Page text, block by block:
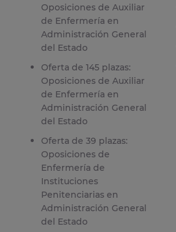
Oposiciones de Auxiliar
de Enfermería en
Administración General
del Estado
Oferta de 145 plazas:
Oposiciones de Auxiliar
de Enfermería en
Administración General
del Estado
Oferta de 39 plazas:
Oposiciones de
Enfermería de
Instituciones
Penitenciarias en
Administración General
del Estado